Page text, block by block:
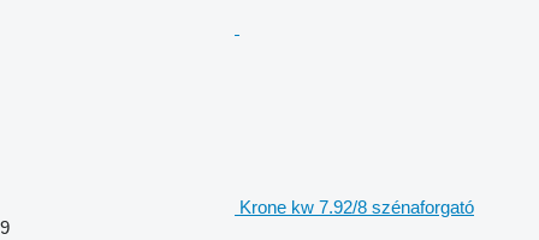
Krone kw 7.92/8 szénaforgató
9